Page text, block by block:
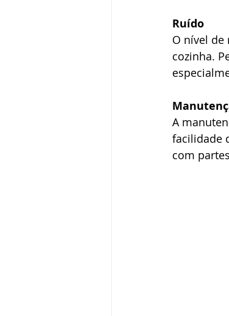
Ruído
O nível de
cozinha.
A
facilidade
com